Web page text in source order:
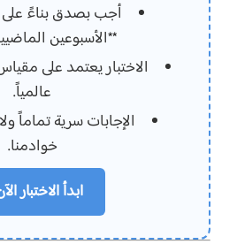
أجب بصدق بناءً
**الأسبوعين
عالمياً.
الإجابات سرية تماماً
خوادمنا.
ابدأ الاختبار